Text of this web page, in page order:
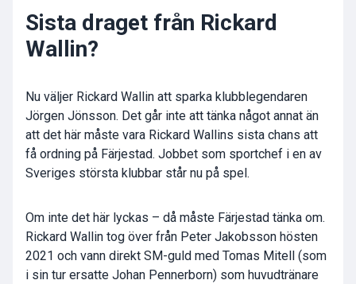
Sista draget från Rickard
Wallin?
Nu väljer Rickard Wallin att sparka klubblegendaren
Jörgen Jönsson. Det går inte att tänka något annat än
att det här måste vara Rickard Wallins sista chans att
få ordning på Färjestad. Jobbet som sportchef i en av
Sveriges största klubbar står nu på spel.
Om inte det här lyckas – då måste Färjestad tänka om.
Rickard Wallin tog över från Peter Jakobsson hösten
2021 och vann direkt SM-guld med Tomas Mitell (som
i sin tur ersatte Johan Pennerborn) som huvudtränare